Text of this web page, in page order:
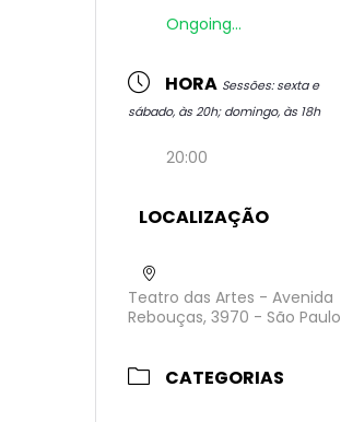
Ongoing...
HORA Sessões: sexta e
sábado, às 20h; domingo, às 18h
20:00
LOCALIZAÇÃO
Teatro das Artes - Avenida
Rebouças, 3970 - São Paulo
CATEGORIAS